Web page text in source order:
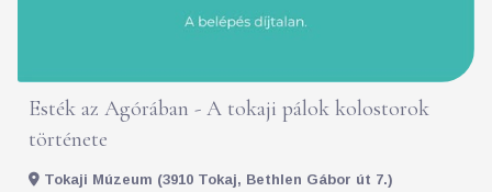
Esték az Agórában - A tokaji pálok kolostorok
története
Tokaji Múzeum (3910 Tokaj, Bethlen Gábor út 7.)